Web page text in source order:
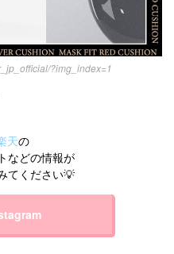
?img_index=1
天の
などの情報が
てください💡